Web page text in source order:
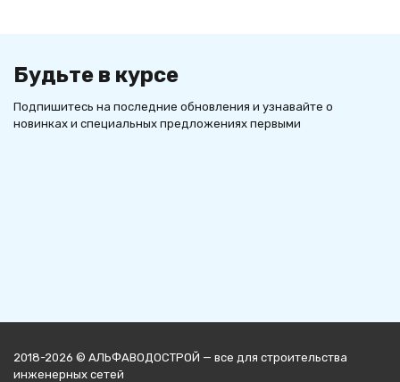
Будьте в курсе
Подпишитесь на последние обновления и узнавайте о
новинках и специальных предложениях первыми
2018-2026 © АЛЬФАВОДОСТРОЙ — все для строительства
инженерных сетей